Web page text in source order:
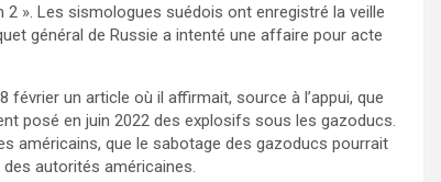
». Les sismologues suédois ont enregistré la veille
général de Russie a intenté une affaire pour acte
février un article où il affirmait, source à l’appui, que
posé en juin 2022 des explosifs sous les gazoducs.
américains, que le sabotage des gazoducs pourrait
autorités américaines.